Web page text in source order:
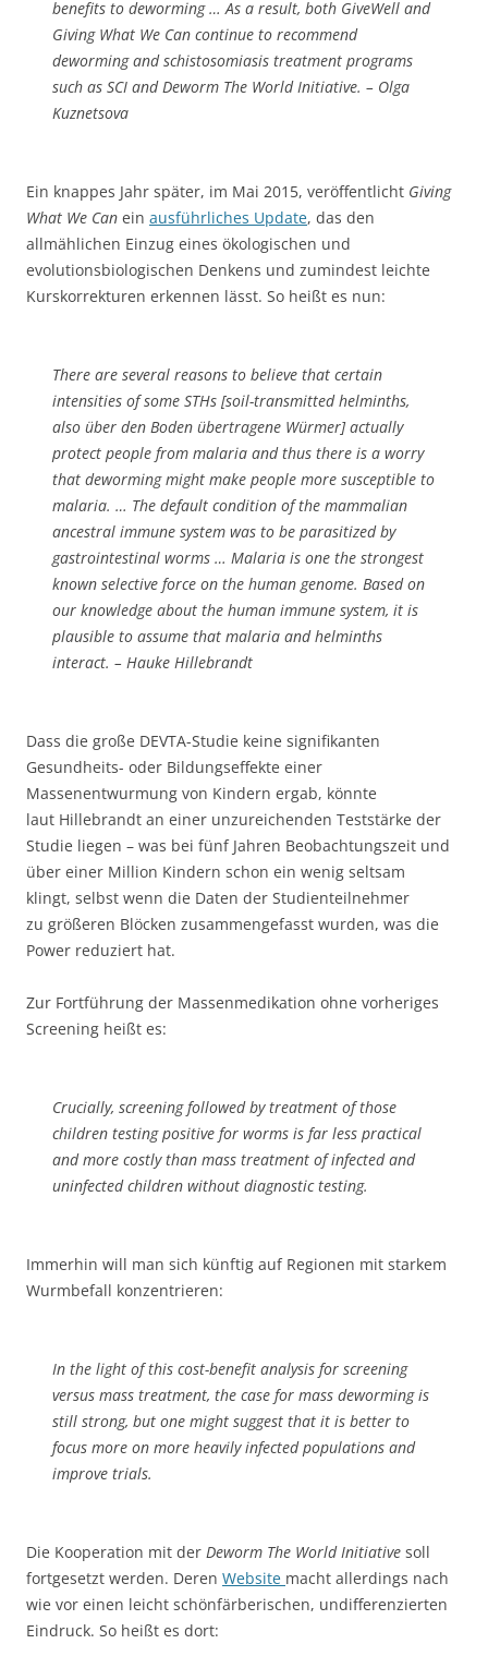
benefits to deworming … As a result, both GiveWell and
Giving What We Can continue to recommend
deworming and schistosomiasis treatment programs
such as SCI and Deworm The World Initiative. – Olga
Kuznetsova
Ein knappes Jahr später, im Mai 2015, veröffentlicht Giving
What We Can ein ausführliches Update, das den
allmählichen Einzug eines ökologischen und
evolutionsbiologischen Denkens und zumindest leichte
Kurskorrekturen erkennen lässt. So heißt es nun:
There are several reasons to believe that certain
intensities of some STHs [soil-transmitted helminths,
also über den Boden übertragene Würmer] actually
protect people from malaria and thus there is a worry
that deworming might make people more susceptible to
malaria. … The default condition of the mammalian
ancestral immune system was to be parasitized by
gastrointestinal worms … Malaria is one the strongest
known selective force on the human genome. Based on
our knowledge about the human immune system, it is
plausible to assume that malaria and helminths
interact. – Hauke Hillebrandt
Dass die große DEVTA-Studie keine signifikanten
Gesundheits- oder Bildungseffekte einer
Massenentwurmung von Kindern ergab, könnte
laut Hillebrandt an einer unzureichenden Teststärke der
Studie liegen – was bei fünf Jahren Beobachtungszeit und
über einer Million Kindern schon ein wenig seltsam
klingt, selbst wenn die Daten der Studienteilnehmer
zu größeren Blöcken zusammengefasst wurden, was die
Power reduziert hat.
Zur Fortführung der Massenmedikation ohne vorheriges
Screening heißt es:
Crucially, screening followed by treatment of those
children testing positive for worms is far less practical
and more costly than mass treatment of infected and
uninfected children without diagnostic testing.
Immerhin will man sich künftig auf Regionen mit starkem
Wurmbefall konzentrieren:
In the light of this cost-benefit analysis for screening
versus mass treatment, the case for mass deworming is
still strong, but one might suggest that it is better to
focus more on more heavily infected populations and
improve trials.
Die Kooperation mit der Deworm The World Initiative soll
fortgesetzt werden. Deren Website macht allerdings nach
wie vor einen leicht schönfärberischen, undifferenzierten
Eindruck. So heißt es dort: